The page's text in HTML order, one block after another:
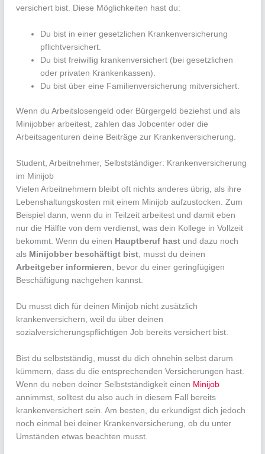
versichert bist. Diese Möglichkeiten hast du:
Du bist in einer gesetzlichen Krankenversicherung
pflichtversichert.
Du bist freiwillig krankenversichert (bei gesetzlichen
oder privaten Krankenkassen).
Du bist über eine Familienversicherung mitversichert.
Wenn du Arbeitslosengeld oder Bürgergeld beziehst und als
Minijobber arbeitest, zahlen das Jobcenter oder die
Arbeitsagenturen deine Beiträge zur Krankenversicherung.
Student, Arbeitnehmer, Selbstständiger: Krankenversicherung
im Minijob
Vielen Arbeitnehmern bleibt oft nichts anderes übrig, als ihre
Lebenshaltungskosten mit einem Minijob aufzustocken. Zum
Beispiel dann, wenn du in Teilzeit arbeitest und damit eben
nur die Hälfte von dem verdienst, was dein Kollege in Vollzeit
bekommt. Wenn du einen Hauptberuf hast und dazu noch
als Minijobber beschäftigt bist, musst du deinen
Arbeitgeber informieren, bevor du einer geringfügigen
Beschäftigung nachgehen kannst.
Du musst dich für deinen Minijob nicht zusätzlich
krankenversichern, weil du über deinen
sozialversicherungspflichtigen Job bereits versichert bist.
Bist du selbstständig, musst du dich ohnehin selbst darum
kümmern, dass du die entsprechenden Versicherungen hast.
Wenn du neben deiner Selbstständigkeit einen Minijob
annimmst, solltest du also auch in diesem Fall bereits
krankenversichert sein. Am besten, du erkundigst dich jedoch
noch einmal bei deiner Krankenversicherung, ob du unter
Umständen etwas beachten musst.